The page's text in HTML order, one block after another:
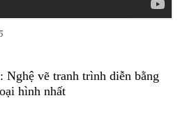
Nghệ vẽ tranh trình diễn bằng
hình nhất